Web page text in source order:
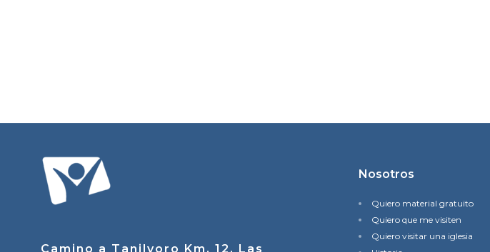
Camino a Tanilvoro Km. 12, Las
Nosotros
Quiero material gratuito
Quiero que me visiten
Quiero visitar una iglesia